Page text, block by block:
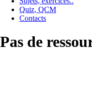
Quiz, QCM
Contacts
Pas de